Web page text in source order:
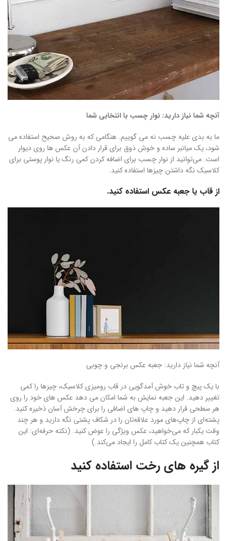
آنچه شما نیاز دارید: نوار چسب با انتخابی شما
ما به بدی علیه چسب نه می گوییم. هنگامی که به روش صحیح استفاده می
شود، یک میانبر ساده و خوش ذوق برای قرار دادن آن عکس ها روی دیوار
است. می‌توانید از نوار چسب برای اضافه کردن کمی رنگ یا نوار پوستی برای
کلاسیک نگه داشتن چیزها استفاده کنید.
از قاب یا جعبه عکس استفاده کنید.
آنچه شما نیاز دارید: جعبه عکس برنجی و چوبی
با یک پیچ و تاب خوش آمدگویی در قاب رومیزی کلاسیک، چیزها را کمی
تغییر دهید. این جعبه نمایش به شما امکان می دهد عکس های خود را روی
هر سطحی قرار دهید و چاپ های اضافی را برای چرخش آسان ذخیره کنید.
پشته‌ای از چاپ‌های مورد علاقه‌تان را در شکاف پشتی نگه دارید و هر چند
وقت یکبار که می‌خواهید، عکس ویژگی را عوض کنید. (نکته حرفه‌ای: این
کتاب همچنین یک کتاب کامل را ایجاد می‌کند.)
از گیره های رخت استفاده کنید